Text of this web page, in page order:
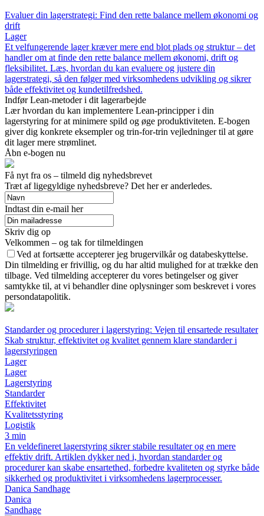
Evaluer din lagerstrategi: Find den rette balance mellem økonomi og
drift
Lager
Et velfungerende lager kræver mere end blot plads og struktur – det
handler om at finde den rette balance mellem økonomi, drift og
fleksibilitet. Læs, hvordan du kan evaluere og justere din
lagerstrategi, så den følger med virksomhedens udvikling og sikrer
både effektivitet og kundetilfredshed.
Indfør Lean-metoder i dit lagerarbejde
Lær hvordan du kan implementere Lean-principper i din
lagerstyring for at minimere spild og øge produktiviteten. E-bogen
giver dig konkrete eksempler og trin-for-trin vejledninger til at gøre
dit lager mere strømlinet.
Åbn e-bogen nu
Få nyt fra os – tilmeld dig nyhedsbrevet
Træt af ligegyldige nyhedsbreve? Det her er anderledes.
Indtast din e-mail her
Skriv dig op
Velkommen – og tak for tilmeldingen
Ved at fortsætte accepterer jeg brugervilkår og databeskyttelse.
Din tilmelding er frivillig, og du har altid mulighed for at trække den
tilbage. Ved tilmelding accepterer du vores betingelser og giver
samtykke til, at vi behandler dine oplysninger som beskrevet i vores
persondatapolitik.
Standarder og procedurer i lagerstyring: Vejen til ensartede resultater
Skab struktur, effektivitet og kvalitet gennem klare standarder i
lagerstyringen
Lager
Lager
Lagerstyring
Standarder
Effektivitet
Kvalitetsstyring
Logistik
3 min
En veldefineret lagerstyring sikrer stabile resultater og en mere
effektiv drift. Artiklen dykker ned i, hvordan standarder og
procedurer kan skabe ensartethed, forbedre kvaliteten og styrke både
sikkerhed og produktivitet i virksomhedens lagerprocesser.
Danica Sandhage
Danica
Sandhage